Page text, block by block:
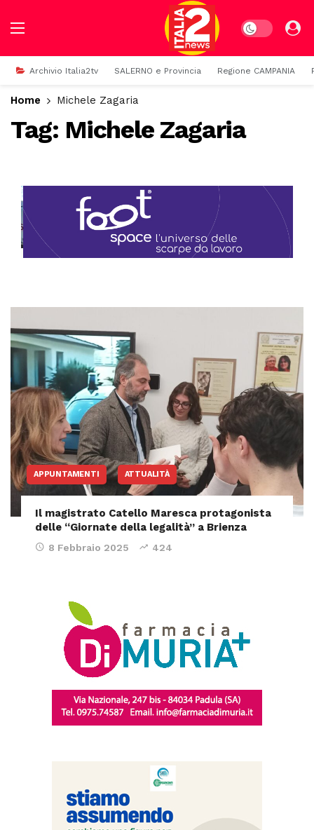
Dark mode
Archivio Italia2tv SALERNO e Provincia Regione CAMPANIA
Home Michele Zagaria
Tag: Michele Zagaria
APPUNTAMENTI ATTUALITÀ
Il magistrato Catello Maresca protagonista
delle “Giornate della legalità” a Brienza
8 Febbraio 2025 424